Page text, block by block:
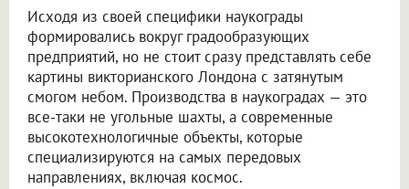
Исходя из своей специфики наукограды
формировались вокруг градообразующих
предприятий, но не стоит сразу представлять себе
картины викторианского Лондона с затянутым
смогом небом. Производства в наукоградах — это
все-таки не угольные шахты, а современные
высокотехнологичные объекты, которые
специализируются на самых передовых
направлениях, включая космос.